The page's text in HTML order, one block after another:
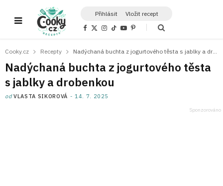
Přihlásit Vložit recept
F
b
o
k
X
i
t
e
r
)
I
a
a
m
T
o
Y
u
e
P
e
e
s
Cooky.cz Recepty
Nadýchaná buchta z jogurtového těsta
s jablky a drobenkou
odVLASTA SIKOROVÁ 14. 7. 2025